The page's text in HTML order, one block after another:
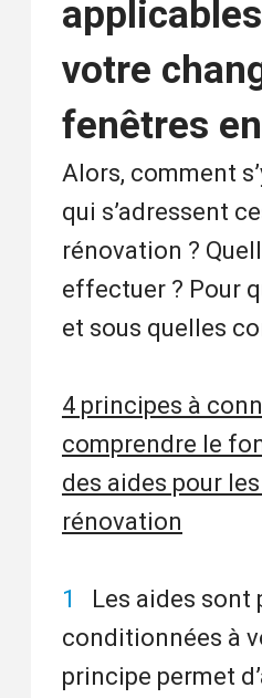
votre
fenêtres
Alors, comment
qui s’adressent
rénovation ?
effectuer ? Pour
et sous quelles
4 principes à
comprendre le
des aides pour
rénovation
Les aides sont
conditionnées à
principe permet